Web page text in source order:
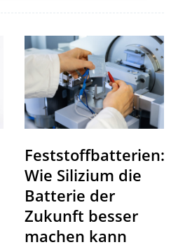
Feststoffbatterien:
Wie Silizium die
Batterie der
Zukunft besser
machen kann